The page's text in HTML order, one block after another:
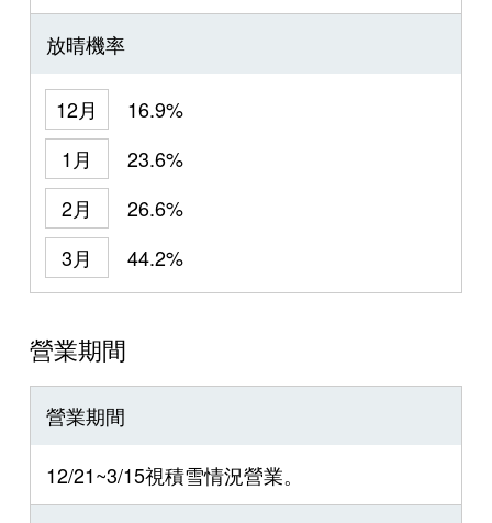
放晴機率
12月
16.9%
1月
23.6%
2月
26.6%
3月
44.2%
營業期間
營業期間
12/21~3/15視積雪情況營業。